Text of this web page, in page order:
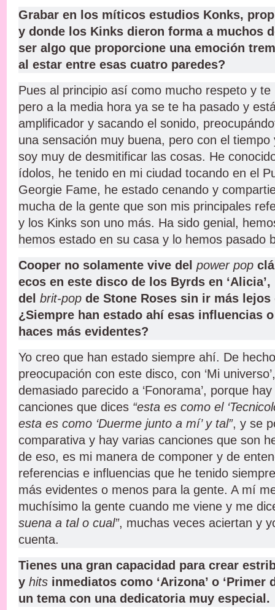
Grabar en los míticos estudios Konks,
y donde los Kinks dieron forma a muchos
ser algo que proporcione una emoción
al estar entre esas cuatro paredes?
Pues al principio así como mucho respeto y
pero a la media hora ya se te ha pasado y
amplificador y sacando el sonido,
una sensación muy buena, pero con el
soy muy de desmitificar las cosas. He
ídolos, he tenido en mi ciudad tocando en el
Georgie Fame, he estado cenando y
mucha de la gente que son mis principales
y los Kinks son uno más. Ha sido genial,
hemos estado en su casa y lo hemos pasado
Cooper no solamente vive del power pop
ecos en este disco de los Byrds en
del brit-popde Stone Roses sin ir más lejos
¿Siempre han estado ahí esas influencias
haces más evidentes?
Yo creo que han estado siempre ahí. De
preocupación con este disco, con ‘Mi
demasiado parecido a ‘Fonorama’, porque
canciones que dices “esta es como el
esta es como ‘Duerme junto a mí’ y tal”, y se
comparativa y hay varias canciones que son
de eso, es mi manera de componer y de
referencias e influencias que he tenido
más evidentes o menos para la gente. A mí
muchísimo la gente cuando me viene y me
suena a tal o cual”, muchas veces aciertan y
cuenta.
Tienes una gran capacidad para crear
y hitsinmediatos como ‘Arizona’ o ‘Primer
un tema con una dedicatoria muy especial.